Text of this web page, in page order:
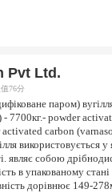
Pvt Ltd.
76分
паром)
7700кг.- powder
carbon
використовується у
являє собою
в упакованому
дорівнює 149-